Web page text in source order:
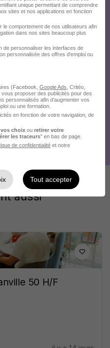
aussi
50 H/F
unique permettant de comprendre
sites et nos applications en fonction
le comportement de nos utilisateurs afin
dans nos sites beaucoup plus
de personnaliser les interfaces de
personnalisée des offres d'emploi ou
(Facebook, Google Ads , Critéo,
proposer des publicités pour des
personnalisés afin d’augmenter vos
ou une formation.
en fonction de votre navigation, de
choix ou retirer votre
les traceurs" en bas de page.
de confidentialité et notre
Tout accepter